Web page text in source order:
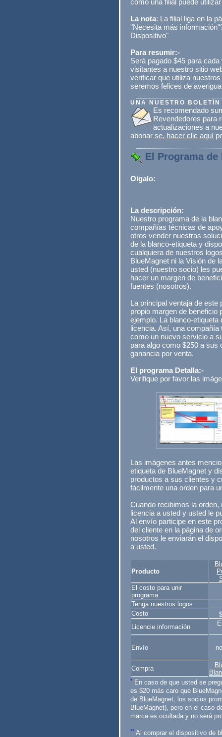
cómo una filial puede
La nota: La filial liga en la
"Necesita más
Dispositivo"
Para resumir:-
Será pagado $45 para
visitantes a nuestro sitio
verificar que utiliza
seremos felices de
UNA NUESTRO
Es recomendado
Revendedores para
actualizaciones a
abonar se, hacer clic aquí
El Programa
Oigalo:
La descripción:
Nuestro programa de la
compañías técnicas de
otros vender nuestras
de la blanco-etiqueta y
cualquiera de nuestros
BlueMagnet ni la Visión de
usted (nuestro socio) les
hacer un margen de
fuentes (nosotros).
La principal ventaja de
propio margen de beneficio
ejemplo. La blanco-
licencia. Así, una compañía
como un nuevo servicio a
para algo como $250 a sus
ganancia por venta.
El programa Detalla:-
Verifique por favor las
Las imágenes antes
etiqueta de BlueMagnet y
productos a sus clientes y
fácilmente una orden para
Cuando recibimos la
licencia a usted y usted le
Al envío participe en este
del cliente en la página de
nosotros le enviarán el
a usted.
Producto
El costo para unir
programa
Tenga nuestros logos
Costo
Licencie información
Envío
Compra
* En caso de que usted se
es $20 más caro que
de BlueMagnet, los socios
BlueMagnet), pero en el caso
marca es ocultada y no será
** Al comprar el dispositivo de